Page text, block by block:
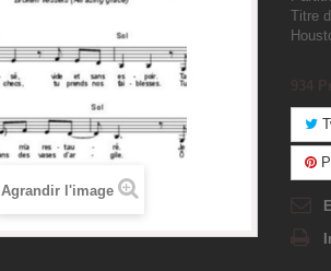
Agrandir l'image
Titre